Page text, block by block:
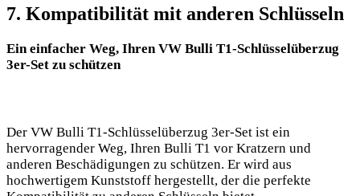
7.⁣ Kompatibilität mit anderen Schlüsseln
Ein einfacher ​Weg, Ihren VW Bulli T1-Schlüsselüberzug
3er-Set zu schützen
Der VW Bulli T1-Schlüsselüberzug 3er-Set​ ist ein
hervorragender Weg, Ihren Bulli T1​ vor Kratzern und
anderen Beschädigungen zu schützen. Er wird aus
⁤hochwertigem ‍Kunststoff hergestellt, der die perfekte​